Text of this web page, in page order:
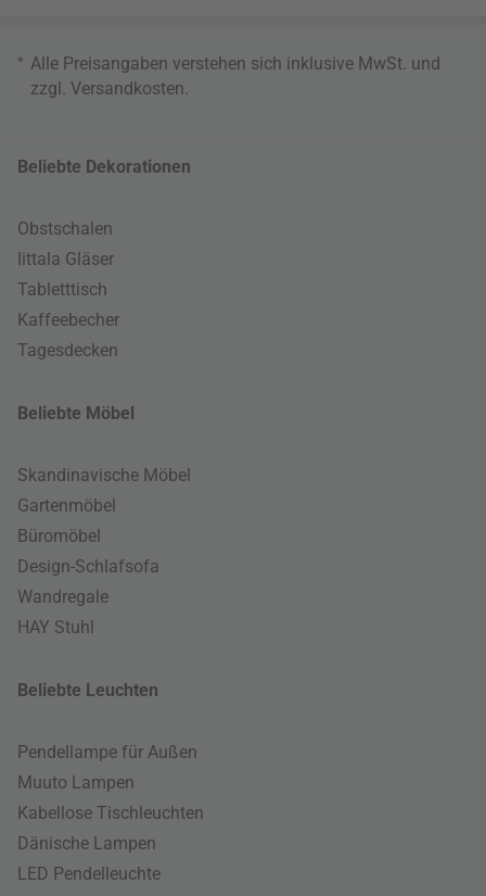
* Alle Preisangaben verstehen sich inklusive MwSt. und
zzgl. Versandkosten
Beliebte Dekorationen
Obstschalen
Iittala Gläser
Tabletttisch
Kaffeebecher
Tagesdecken
Beliebte Möbel
Skandinavische Möbel
Gartenmöbel
Büromöbel
Design-Schlafsofa
Wandregale
HAY Stuhl
Beliebte Leuchten
Pendellampe für Außen
Muuto Lampen
Kabellose Tischleuchten
Dänische Lampen
LED Pendelleuchte